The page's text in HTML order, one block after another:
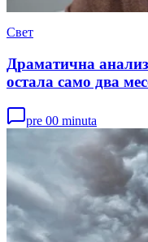
Свет
Драматична
остала само два
pre 00 minuta